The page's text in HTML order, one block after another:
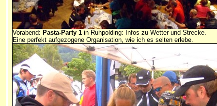
Vorabend: Pasta-Party 1 in Ruhpolding: Infos zu Wetter und Strecke.
Eine perfekt aufgezogene Organisation, wie ich es selten erlebe.